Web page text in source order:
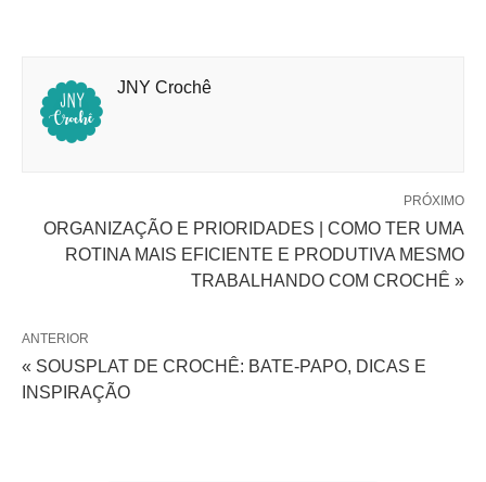
JNY Crochê
PRÓXIMO
ORGANIZAÇÃO E PRIORIDADES | COMO TER UMA
ROTINA MAIS EFICIENTE E PRODUTIVA MESMO
TRABALHANDO COM CROCHÊ »
ANTERIOR
« SOUSPLAT DE CROCHÊ: BATE-PAPO, DICAS E
INSPIRAÇÃO